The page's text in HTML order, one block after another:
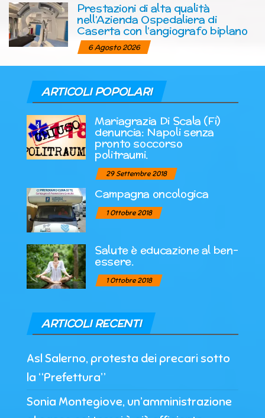
Prestazioni di alta qualità
nell’Azienda Ospedaliera di
Caserta con l’angiografo biplano
6 Agosto 2026
ARTICOLI POPOLARI
Mariagrazia Di Scala (Fi)
denuncia: Napoli senza
pronto soccorso
politraumi.
29 Settembre 2018
Campagna oncologica
1 Ottobre 2018
Salute è educazione al ben-
essere.
1 Ottobre 2018
ARTICOLI RECENTI
Asl Salerno, protesta dei precari sotto
la “Prefettura”
Sonia Montegiove, un’amministrazione